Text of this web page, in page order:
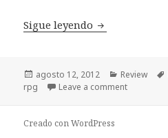
Sigue leyendo Review Risen
Publicado
el
agosto 12, 2012 Categorías
Review
rpg
Leave a comment
Creado con WordPress